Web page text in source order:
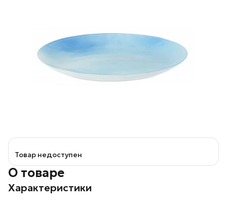
Товар недоступен
О товаре
Характеристики